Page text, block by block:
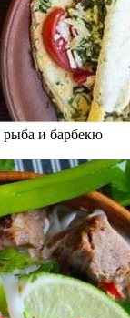
рыба и барбекю